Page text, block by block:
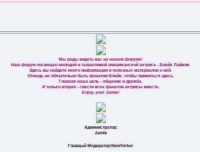
Мы рады видеть вас на нашем форуме!
Наш форум посвящен молодой и талантливой американской актрисе - Блейк Лайвли.
Здесь вы найдете много информации и полезных материалов о ней.
Отнюдь не обязательно быть фанатом Блейк, чтобы прижиться здесь.
Главная наша цель - общение и дружба.
И только вторая - свести всех фанатов актрисы вместе.
Enjoy, your Jamie!
Администратор:
Jamie
Главный Модератор:NewYorker